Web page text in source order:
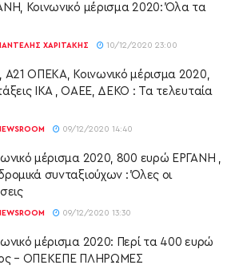
Κοινωνικό μέρισμα 2020: Όλα τα
ΧΑΡΙΤΆΚΗΣ 10/12/2020 23:00
Α21 ΟΠΕΚΑ, Κοινωνικό μέρισμα 2020,
ΙΚΑ , ΟΑΕΕ, ΔΕΚΟ : Τα τελευταία
09/12/2020 14:40
μέρισμα 2020, 800 ευρώ ΕΡΓΑΝΗ ,
συνταξιούχων : Όλες οι
09/12/2020 13:30
μέρισμα 2020: Περί τα 400 ευρώ
– ΟΠΕΚΕΠΕ ΠΛΗΡΩΜΕΣ